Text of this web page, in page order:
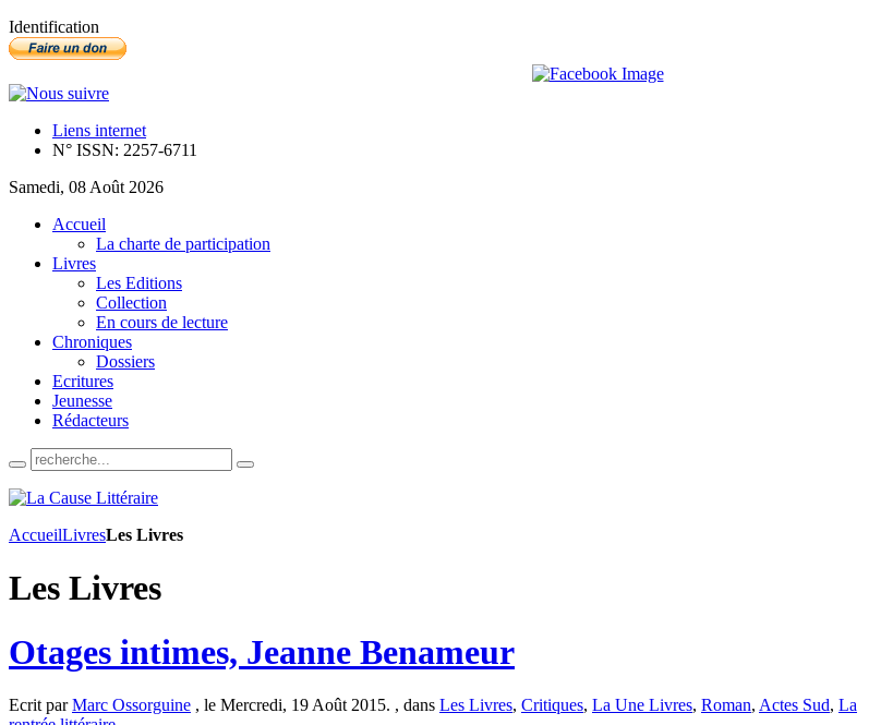
Identification
Liens internet
N° ISSN: 2257-6711
Samedi, 08 Août 2026
Accueil
La charte de participation
Livres
Les Editions
Collection
En cours de lecture
Chroniques
Dossiers
Ecritures
Jeunesse
Rédacteurs
AccueilLivresLes Livres
Les Livres
Otages intimes, Jeanne Benameur
Ecrit parMarc Ossorguine , le Mercredi, 19 Août 2015. , dans Les Livres, Critiques, La Une Livres, Roman, Actes Sud, La